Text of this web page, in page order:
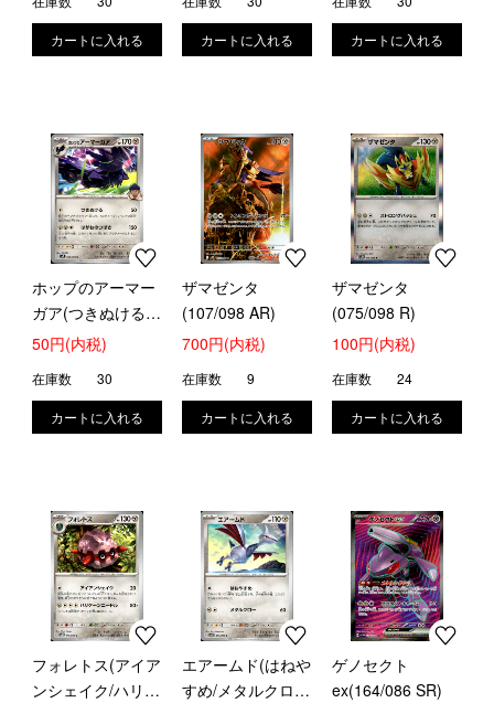
ホップのアーマー
ガア(つきぬける/
はがねのつばさ)
50円(内税)
在庫数 30
ザマゼンタ
(107/098 AR)
700円(内税)
在庫数 9
ザマゼンタ
(075/098 R)
100円(内税)
在庫数 24
フォレトス(アイア
ンシェイク/ハリケ
エアームド(はねや
すめ/メタルクロ
ゲノセクト
ex(164/086 SR)